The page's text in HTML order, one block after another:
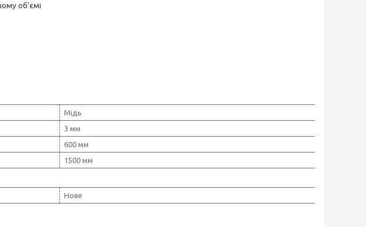
об'ємі
Мідь
3 мм
600 мм
1500 мм
Нове